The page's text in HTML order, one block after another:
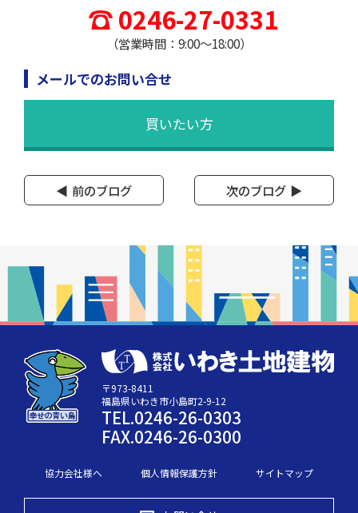
0246-27-0331
（営業時間：9:00～18:00）
メールでのお問い合せ
買いたい方
前のブログ 次のブログ
〒973-8411
福島県いわき市小島町2-9-12
TEL.0246-26-0303
FAX.0246-26-0300
協力会社様へ 個人情報保護方針 サイトマップ